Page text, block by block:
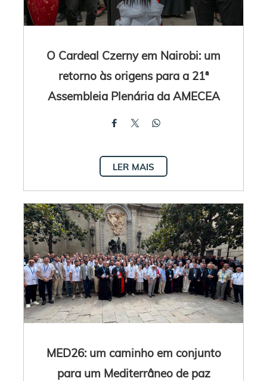
O Cardeal Czerny em Nairobi: um
retorno às origens para a 21ª
Assembleia Plenária da AMECEA
LER MAIS
MED26: um caminho em conjunto
para um Mediterrâneo de paz